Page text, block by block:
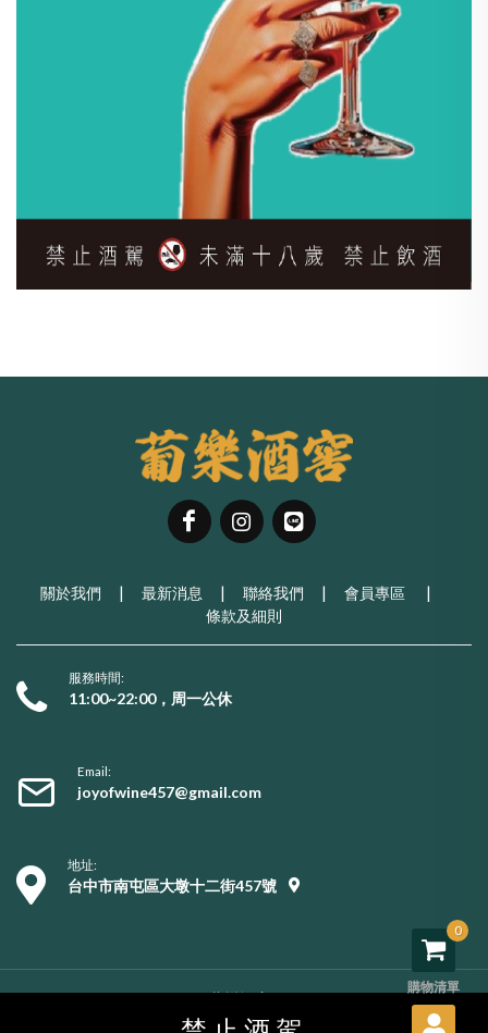
關於我們 | 最新消息 | 聯絡我們 | 會員專區
|
條款及細則
服務時間:
11:00~22:00，周一公休
Email:
joyofwine457@gmail.com
地址:
台中市南屯區大墩十二街457號
Copyright © 2026 葡樂酒窖. All rights reserved.
服務條款 / 隱私權政策
0
購物清單